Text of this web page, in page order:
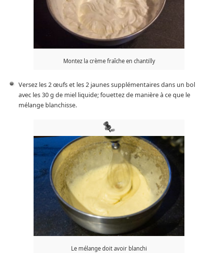
Montez la crème fraîche en chantilly
Versez les 2 œufs et les 2 jaunes supplémentaires dans un bol
avec les 30 g de miel liquide; fouettez de manière à ce que le
mélange blanchisse.
Le mélange doit avoir blanchi